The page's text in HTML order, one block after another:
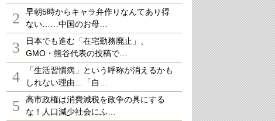
2
早朝5時からキャラ弁作りなんてあり得
ない……中国のお母…
3
日本でも進む「在宅勤務廃止」、
GMO・熊谷代表の投稿で…
4
「生活習慣病」という呼称が消えるかも
しれない理由…「自…
5
高市政権は消費減税を政争の具にする
な！人口減少社会にふ…